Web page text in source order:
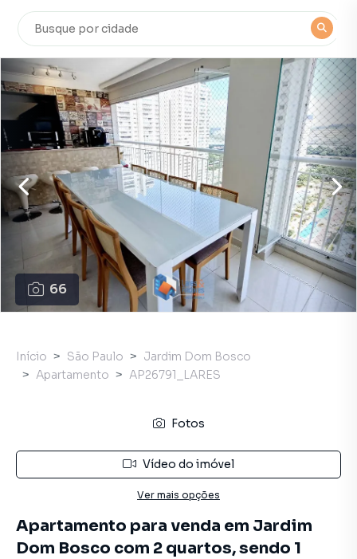
66
Início São Paulo
Jardim Dom Bosco
Apartamento
AP26791_LARES
Fotos
Vídeo do imóvel
Ver mais opções
Apartamento para venda em Jardim
Dom Bosco com 2 quartos, sendo 1